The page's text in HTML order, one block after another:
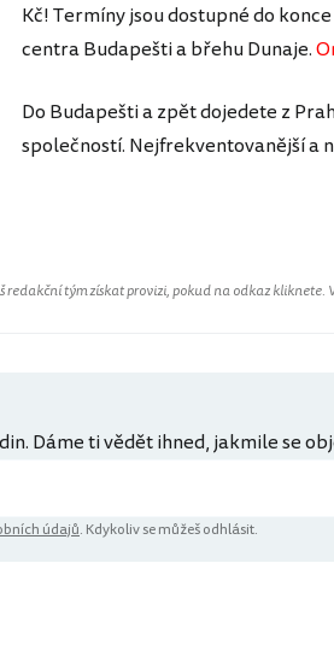
Kč! Termíny jsou dostupné do
centra Budapešti a břehu Dunaje.
Do Budapešti a zpět dojedete z
společností. Nejfrekventovanější a
tým získat provizi, pokud na odkaz kliknete.
Dáme ti vědět ihned, jakmile se
údajů. Kdykoliv se můžeš odhlásit.